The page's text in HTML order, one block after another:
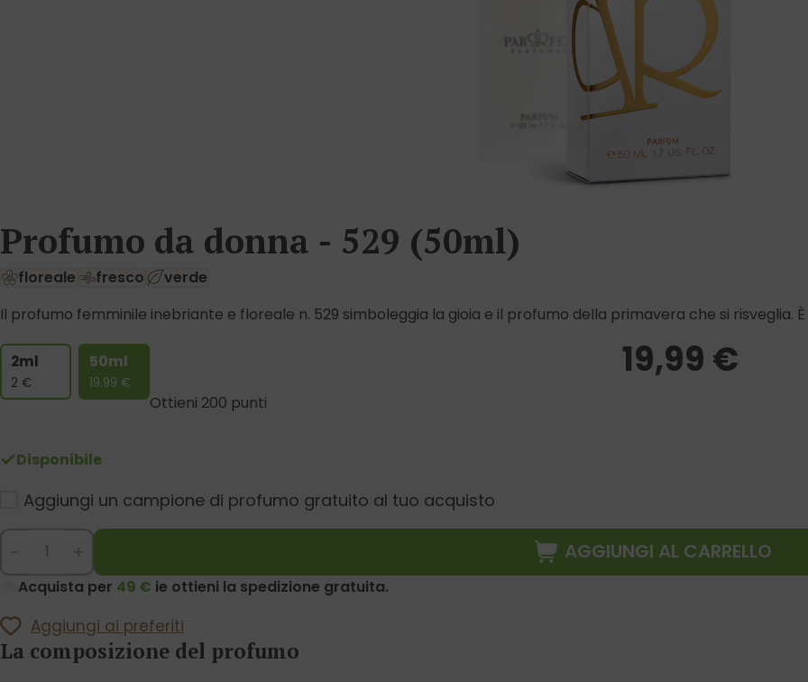
Profumo da donna - 529 (50ml)
floreale fresco
verde
Il profumo femminile inebriante e floreale n. 529 simboleggia la gioia e il profumo della primavera che si risveglia.
2ml
2 €
50ml
19.99 €
19,99 €
Ottieni 200 punti
Disponibile
Aggiungi un campione di profumo gratuito al tuo acquisto
AGGIUNGI AL CARRELLO
Acquista per 49 € ie ottieni la spedizione gratuita.
Aggiungi ai preferiti
La composizione del profumo